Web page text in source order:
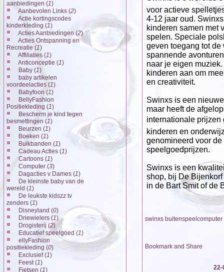
aanbiedingen (1)
Aanbevolen Links (2)
Actie kortingscodes
kinderkleding (1)
Acties Aanbiedingen (2)
Acties Ontspanning en
Recreatie (1)
Affiliaties (1)
Anticonceptie (1)
Baby (1)
baby artikelen
voordeelacties (1)
Babyfoon (1)
BellyFashion
Positiekleding (1)
Bescherm je kind tegen
besmettingen (1)
Beurzen (1)
Boeken (1)
Buikbanden (1)
Cadeau Acties (1)
Cartoons (1)
Computer (3)
Dagacties v Dames (1)
De kleinste baby van de
wereld (1)
De leukste kidszz tv
zenders (1)
Disneyland (0)
Driewielers (1)
Drogisterij (2)
Educatief speelgoed (1)
ellyFashion
positiekleding (0)
Exclusief (1)
Feest (1)
Fietsen (1)
voor actieve
4-12 jaar oud.
kinderen samen met
spelen. Speciale
geven toegang tot
spannende
naar je eigen
kinderen aan om
en creativiteit.
Swinxs is een
maar heeft de
internationale prijzen
kinderen en
genomineerd voor de
speelgoedprijzen.
Swinxs is een
shop, bij De
in de Bart Smit of de
swinxs buitenspeelcomputer
22-